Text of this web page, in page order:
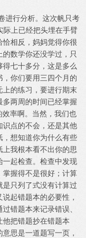
进行分析。这次帆只考
际上已经把头埋在手臂
相反，妈妈觉得你很
数学你还没学过，只
七十多分，这是多么
你们要用三四个月的
的练习，要进行期末
两周的时间已经掌握
率啊。当然，我们也
点的不会，还是其他
，想知道你为什么有些
我根本看不出你的思
起检查。检查中发现
握得不是很好；计算
只列了式没有计算过
起错题本的必要性，
错题本来记录错误、
把错题抄在错题本
思是一道题写一页，